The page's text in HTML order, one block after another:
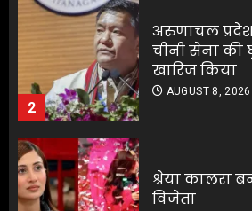
3
श्रेया कालरा
विजेता
25 अगस्त तक
होंगे निरस्त,
विजेता
AUGUST 8, 2026
4
कार्रवाई
AUGUST 8, 2026